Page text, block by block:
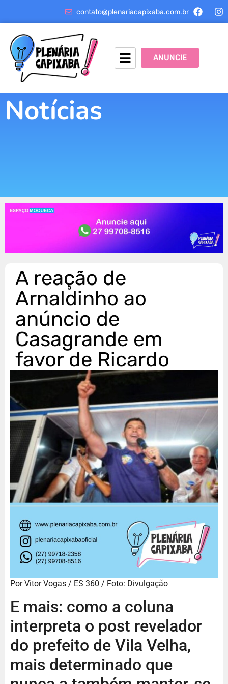
contato@plenariacapixaba.com.br
ANUNCIE
Notícias
A reação de
Arnaldinho ao
anúncio de
Casagrande em
favor de Ricardo
PorVitor Vogas / ES 360 / Foto: Divulgação
E mais: como a coluna
interpreta o post revelador
do prefeito de Vila Velha,
mais determinado que